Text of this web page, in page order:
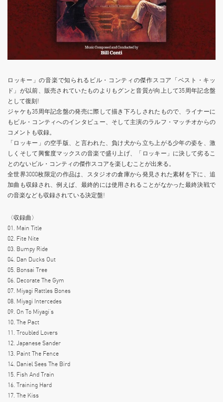
ロッキー」の音楽で知られるビル・コンティの傑作スコア「ベスト・キッ
ド」が以前、販売されていたものよりもグンと音質が向上して35周年記念盤
として復刻!
ジャケも35周年記念盤の発売に際して描き下ろしされたもので、ライナーに
もビル・コンティへのインタビュー、そして主演のラルフ・マッチオからの
コメントも収録。
「ロッキー」の空手版、と言われた、負け犬から立ち上がる少年の姿を、激
しくそして興奮度マックスの音楽で盛り上げ、「ロッキー」に決して劣るこ
とのないビル・コンティの傑作スコアを楽しむことが出来る。
全世界3000枚限定の作品は、スタジオの倉庫から発見された素材を下に、追
加曲も収録され、例えば、最終的には使用されることがなかった最終決戦で
の音楽なども収録されている決定盤!
〈収録曲〉
01. Main Title
02. Fite Nite
03. Bumpy Ride
04. Dan Ducks Out
05. Bonsai Tree
06. Decorate The Gym
07. Miyagi Rattles Bones
08. Miyagi Intercedes
09. On To Miyagi’s
10. The Pact
11. Troubled Lovers
12. Japanese Sander
13. Paint The Fence
14. Daniel Sees The Bird
15. Fish And Train
16. Training Hard
17. The Kiss